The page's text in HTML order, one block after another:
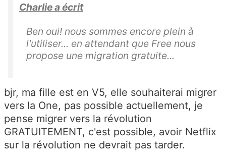
Charlie a écrit
Ben oui! nous sommes encore plein à
l'utiliser... en attendant que Free nous
propose une migration gratuite...
bjr, ma fille est en V5, elle souhaiterai migrer
vers la One, pas possible actuellement, je
pense migrer vers la révolution
GRATUITEMENT, c'est possible, avoir Netflix
sur la révolution ne devrait pas tarder.